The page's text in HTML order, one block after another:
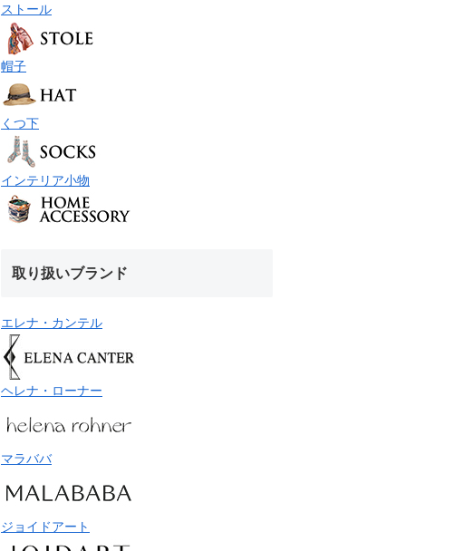
ストール
帽子
くつ下
インテリア小物
取り扱いブランド
エレナ・カンテル
ヘレナ・ローナー
マラババ
ジョイドアート